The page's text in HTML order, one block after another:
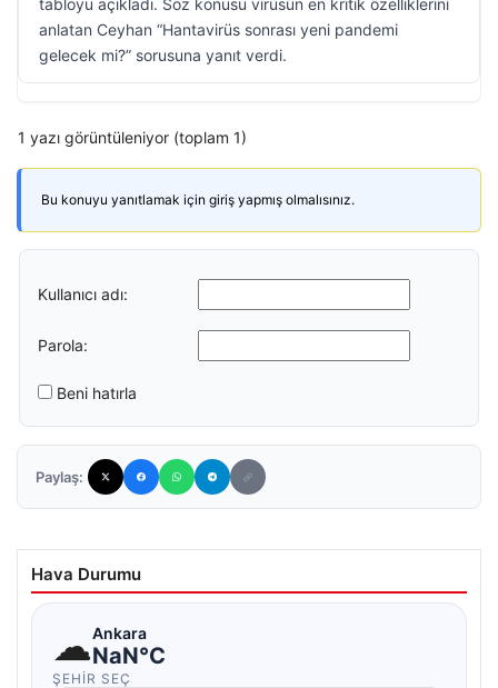
tabloyu açıkladı. Söz konusu virüsün en kritik özelliklerini
anlatan Ceyhan “Hantavirüs sonrası yeni pandemi
gelecek mi?” sorusuna yanıt verdi.
1 yazı görüntüleniyor (toplam 1)
Bu konuyu yanıtlamak için giriş yapmış olmalısınız.
Kullanıcı adı:
Parola:
Beni hatırla
Paylaş:
Hava Durumu
☁Ankara
NaN°C
ŞEHIR SEÇ